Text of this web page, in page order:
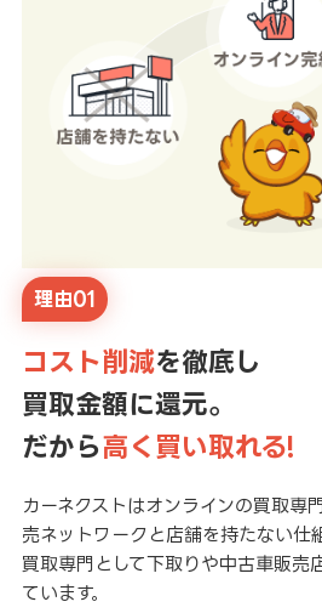
理由01
コスト削減を徹底し
買取金額に還元。
だから高く買い取れる!
カーネクストはオンラインの買取専
売ネットワークと店舗を持たない仕
買取専門として下取りや中古車販売
ています。